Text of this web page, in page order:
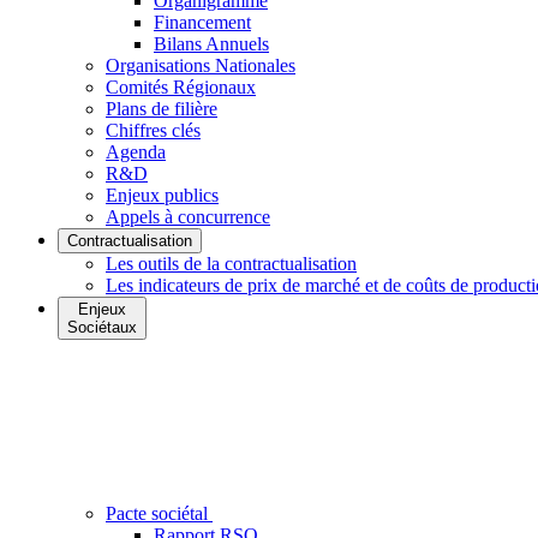
Financement
Bilans Annuels
Organisations Nationales
Comités Régionaux
Plans de filière
Chiffres clés
Agenda
R&D
Enjeux publics
Appels à concurrence
Contractualisation
Les outils de la contractualisation
Les indicateurs de prix de marché et de coûts de
Enjeux
Sociétaux
Pacte sociétal